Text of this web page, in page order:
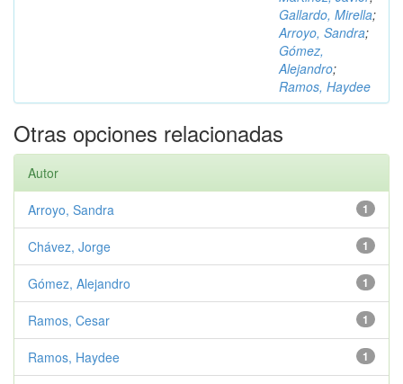
Gallardo, Mirella;
Arroyo, Sandra;
Gómez,
Alejandro;
Ramos, Haydee
Otras opciones relacionadas
Autor
1
Arroyo, Sandra
1
Chávez, Jorge
1
Gómez, Alejandro
1
Ramos, Cesar
1
Ramos, Haydee